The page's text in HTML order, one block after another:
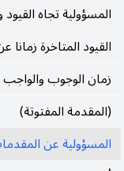
المسؤولية تجاه
القيود المتاخرة زمانا
زمان الوجوب
(المقدمة المفتوتة)
المسؤولية عن
(١) اي : تجب
عند تحقق البلوغ والعقل